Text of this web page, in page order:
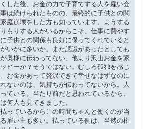
した後、お金の力で子育てする人を雇い会
は続けられたものの、最終的に子供との関
庭崩壊をした方も知っています。ようする
もりする人がいるからこそ、仕事に費やす
子供との関係も良好に保ってくれていると
いかに多いか。また認識があったとしても
奥様に伝わってない。他より沢山お金を家
ピーか？そうではない。むしろ孤独を感じ
お金があって贅沢できて幸せなはずなのに
ないのは、気持ちが伝わってないから。人
ている。当たり前だと思われているから。
何人も見てきました。
っているからこの時間ちゃんと働くのが当
雇い主も多い。払っている側は、当然の権